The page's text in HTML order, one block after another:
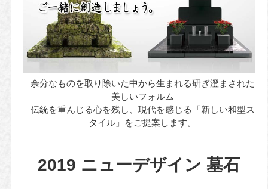
余分なものを取り除いた中から生まれる研ぎ澄まされた
美しいフォルム
伝統を重んじる心を残し、現代を感じる「新しい和型ス
タイル」をご提案します。
2019 ニューデザイン 墓石